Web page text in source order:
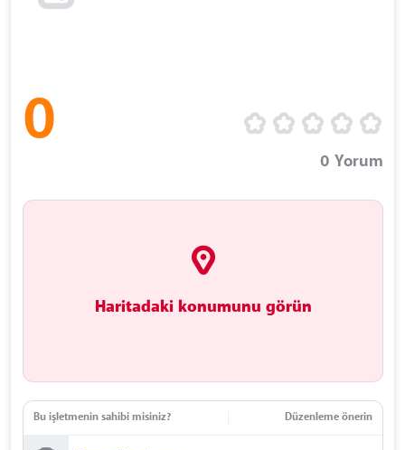
0
0 Yorum
Haritadaki konumunu görün
Bu işletmenin sahibi misiniz? Düzenleme önerin